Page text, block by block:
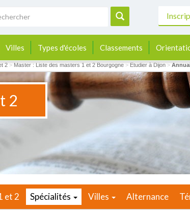
Villes Types d'écoles Classements
2 > Master : Liste des masters 1 et 2 Bourgogne > Etudier à Dijon >
2
et 2 Spécialités Villes Alternance